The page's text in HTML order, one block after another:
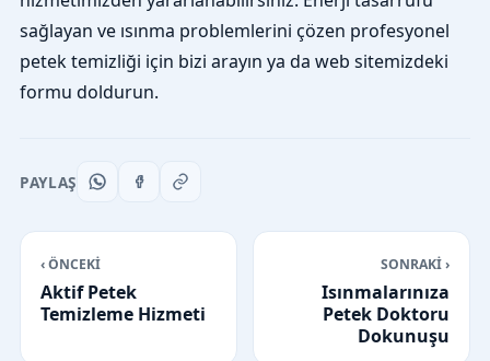
sağlayan ve ısınma problemlerini çözen profesyonel
petek temizliği için bizi arayın ya da web sitemizdeki
formu doldurun.
PAYLAŞ
‹ ÖNCEKİ
Aktif Petek
Temizleme Hizmeti
SONRAKİ ›
Isınmalarınıza
Petek Doktoru
Dokunuşu